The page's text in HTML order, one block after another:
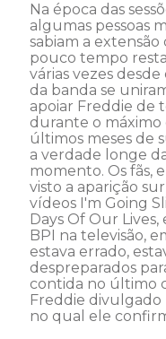
Na época das
algumas pessoas
sabiam a
pouco tempo
várias vezes
da banda se
apoiar Freddie de
durante o
últimos meses de
a verdade longe
momento. Os fãs,
visto a aparição
vídeos I'm Going
Days Of Our
BPI na televisão,
estava errado,
despreparados
contida no último
Freddie divulgado
no qual ele